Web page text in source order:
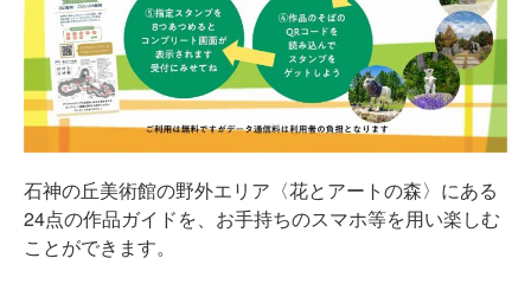
石神の丘美術館の野外エリア〈花とアートの森〉にある
24点の作品ガイドを、お手持ちのスマホ等を用い楽しむ
ことができます。